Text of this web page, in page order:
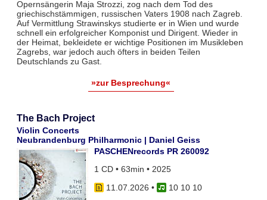
Opernsängerin Maja Strozzi, zog nach dem Tod des
griechischstämmigen, russischen Vaters 1908 nach Zagreb.
Auf Vermittlung Strawinskys studierte er in Wien und wurde
schnell ein erfolgreicher Komponist und Dirigent. Wieder in
der Heimat, bekleidete er wichtige Positionen im Musikleben
Zagrebs, war jedoch auch öfters in beiden Teilen
Deutschlands zu Gast.
»zur Besprechung«
The Bach Project
Violin Concerts
Neubrandenburg Philharmonic | Daniel Geiss
PASCHENrecords PR 260092
1 CD • 63min • 2025
11.07.2026 •
10 10 10